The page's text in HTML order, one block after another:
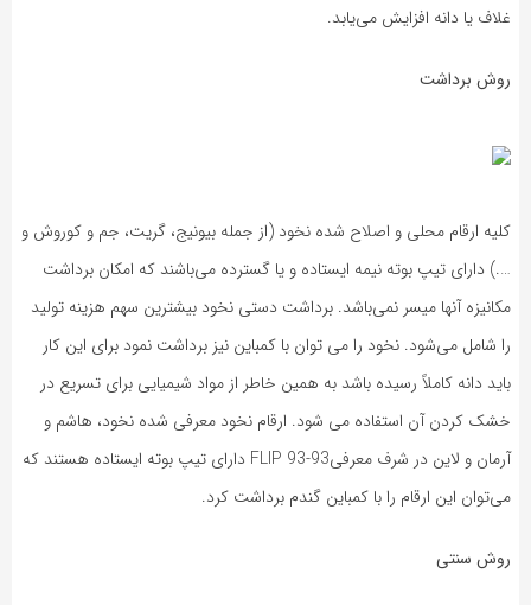
غلاف یا دانه افزایش می‌یابد.
روش برداشت
کلیه ارقام محلی و اصلاح شده نخود (از جمله بیونیج، گریت، جم و کوروش و
….) دارای تیپ بوته نیمه ایستاده و یا گسترده می‌باشند که امکان برداشت
مکانیزه آنها میسر نمی‌باشد. برداشت دستی نخود بیشترین سهم هزینه تولید
را شامل می‌شود. نخود را می توان با کمباین نیز برداشت نمود برای این کار
باید دانه کاملاً رسیده باشد به همین خاطر از مواد شیمیایی برای تسریع در
خشک کردن آن استفاده می شود. ارقام نخود معرفی شده نخود، هاشم و
آرمان و لاین در شرف معرفیFLIP 93-93 دارای تیپ بوته ایستاده هستند که
می‌توان این ارقام را با کمباین گندم برداشت کرد.
روش سنتی